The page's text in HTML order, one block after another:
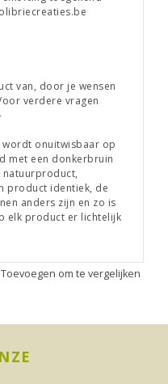
van, door je wensen
verdere vragen
onuitwisbaar op
met een donkerbruin
natuurproduct,
product identiek, de
anders zijn en zo is
elk product er lichtelijk
Toevoegen om te vergelijken